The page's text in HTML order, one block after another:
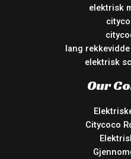
elektrisk
lang
elektrisk
Our
Citycoco